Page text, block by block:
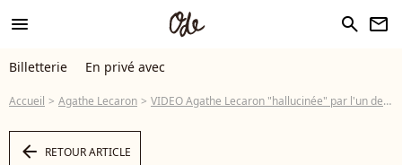
menu search newsletter
Billetterie En privé avec
Accueil Agathe Lecaron VIDEO Agathe Lecaron "hallucinée" par l'un de ses fils : l'acte fou qu'il a essayé de faire pendant qu'elle dormait
arrow_left RETOUR ARTICLE